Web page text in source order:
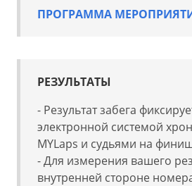
ПРОГРАММА
РЕЗУЛЬТАТЫ
- Результат забега
электронной системой
MYLaps и судьями на
- Для измерения вашего
внутренней стороне